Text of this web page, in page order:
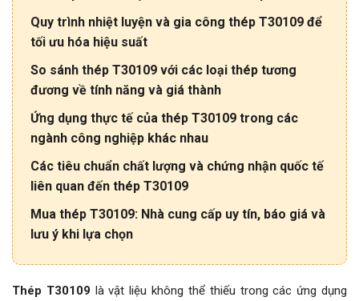
Quy trình nhiệt luyện và gia công thép T30109 để
tối ưu hóa hiệu suất
So sánh thép T30109 với các loại thép tương
đương về tính năng và giá thành
Ứng dụng thực tế của thép T30109 trong các
ngành công nghiệp khác nhau
Các tiêu chuẩn chất lượng và chứng nhận quốc tế
liên quan đến thép T30109
Mua thép T30109: Nhà cung cấp uy tín, báo giá và
lưu ý khi lựa chọn
Thép T30109 là vật liệu không thể thiếu trong các ứng dụng